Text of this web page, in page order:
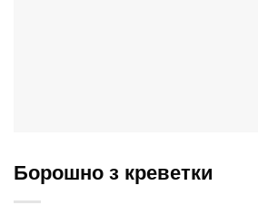
Борошно з креветки